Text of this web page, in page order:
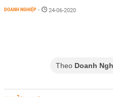
DOANH NGHIỆP - 24-06-2020
Theo Doanh